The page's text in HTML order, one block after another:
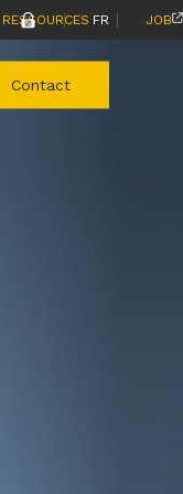
RESSOURCES | JOB
| FR
Contact